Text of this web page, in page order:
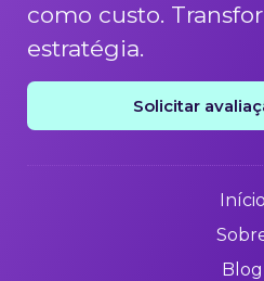
como custo.
estratégia.
Solicitar
Início
Blog